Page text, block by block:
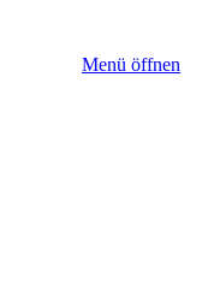
Menü öffnen